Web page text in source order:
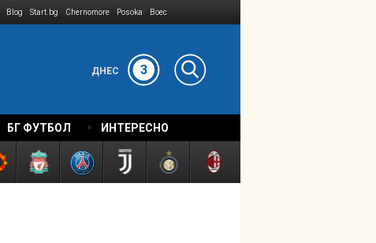
Blog Start.bg Chernomore Posoka Boec
ДНЕС 3
БГ ФУТБОЛ ИНТЕРЕСНО